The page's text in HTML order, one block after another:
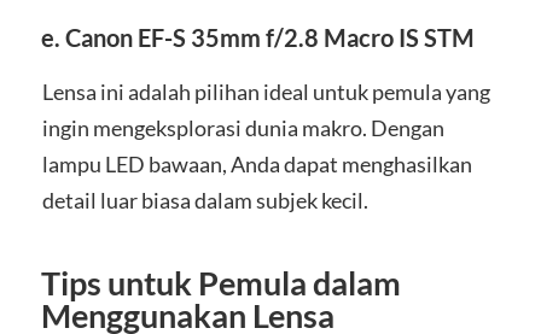
e. Canon EF-S 35mm f/2.8 Macro IS STM
Lensa ini adalah pilihan ideal untuk pemula yang
ingin mengeksplorasi dunia makro. Dengan
lampu LED bawaan, Anda dapat menghasilkan
detail luar biasa dalam subjek kecil.
Tips untuk Pemula dalam
Menggunakan Lensa